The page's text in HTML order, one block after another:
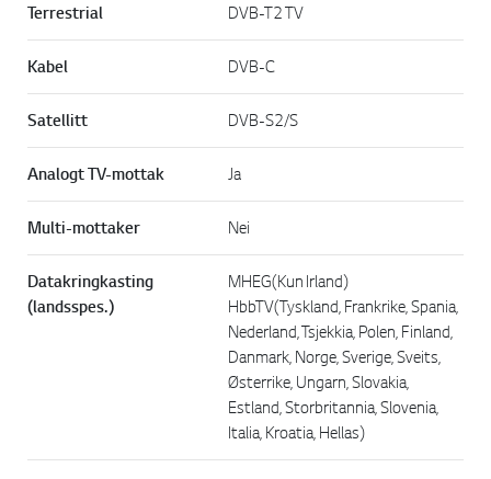
Terrestrial DVB-T2 TV
Kabel DVB-C
Satellitt DVB-S2/S
Analogt TV-mottak Ja
Multi-mottaker Nei
Datakringkasting
(landsspes.)
MHEG(Kun Irland)
HbbTV(Tyskland, Frankrike, Spania,
Nederland, Tsjekkia, Polen, Finland,
Danmark, Norge, Sverige, Sveits,
Østerrike, Ungarn, Slovakia,
Estland, Storbritannia, Slovenia,
Italia, Kroatia, Hellas)